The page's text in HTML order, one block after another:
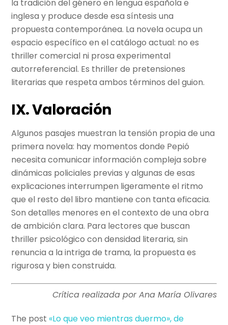
la tradición del género en lengua española e
inglesa y produce desde esa síntesis una
propuesta contemporánea. La novela ocupa un
espacio específico en el catálogo actual: no es
thriller comercial ni prosa experimental
autorreferencial. Es thriller de pretensiones
literarias que respeta ambos términos del guion.
IX. Valoración
Algunos pasajes muestran la tensión propia de una
primera novela: hay momentos donde Pepió
necesita comunicar información compleja sobre
dinámicas policiales previas y algunas de esas
explicaciones interrumpen ligeramente el ritmo
que el resto del libro mantiene con tanta eficacia.
Son detalles menores en el contexto de una obra
de ambición clara. Para lectores que buscan
thriller psicológico con densidad literaria, sin
renuncia a la intriga de trama, la propuesta es
rigurosa y bien construida.
Crítica realizada por Ana María Olivares
The post «Lo que veo mientras duermo», de